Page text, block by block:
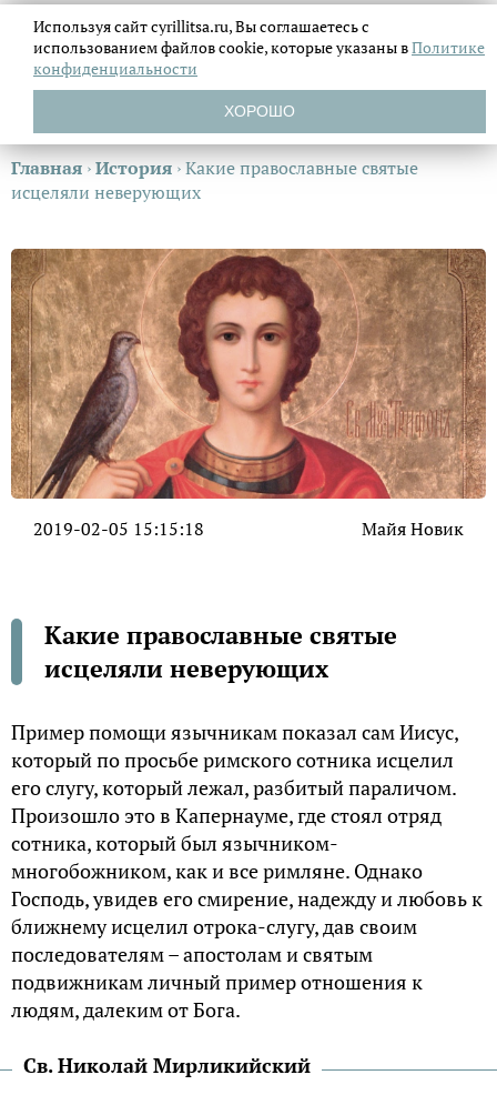
Главная ›История ›Какие православные святые
исцеляли неверующих
2019-02-05 15:15:18 Майя Новик
Какие православные святые
исцеляли неверующих
Пример помощи язычникам показал сам Иисус,
который по просьбе римского сотника исцелил
его слугу, который лежал, разбитый параличом.
Произошло это в Капернауме, где стоял отряд
сотника, который был язычником-
многобожником, как и все римляне. Однако
Господь, увидев его смирение, надежду и любовь к
ближнему исцелил отрока-слугу, дав своим
последователям – апостолам и святым
подвижникам личный пример отношения к
людям, далеким от Бога.
Св. Николай Миpликийский
Используя сайт cyrillitsa.ru, Вы соглашаетесь с
использованием файловcookie, которые указаны вПолитике
конфиденциальности
ХОРОШО